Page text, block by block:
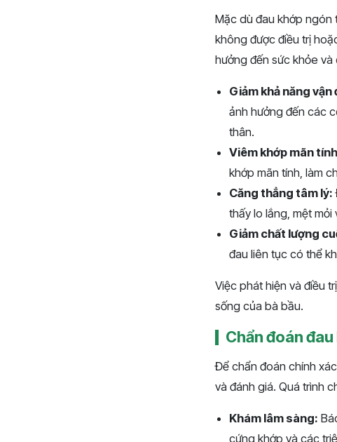
Mặc dù đau khớp ngón
không được điều trị
hưởng đến sức khỏe
Giảm khả năng vận
ảnh hưởng đến các
thân.
Viêm khớp mãn
khớp mãn tính, làm
Căng thẳng tâm lý:
thấy lo lắng, mệt
Giảm chất lượng
đau liên tục có thể
Việc phát hiện và điều
sống của bà bầu.
Chẩn đoán
Để chẩn đoán chính
và đánh giá. Quá trình
Khám lâm sàng:
cứng khớp và các